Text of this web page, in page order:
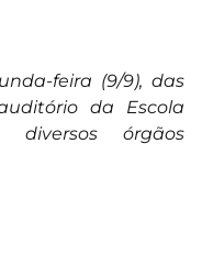
feira (9/9), das
da Escola
órgãos